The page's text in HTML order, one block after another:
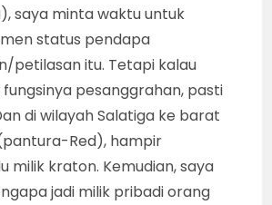
saya minta waktu untuk
status pendapa
petilasan itu. Tetapi kalau
pesanggrahan, pasti
di wilayah Salatiga ke barat
Red), hampir
milik kraton. Kemudian, saya
jadi milik pribadi orang